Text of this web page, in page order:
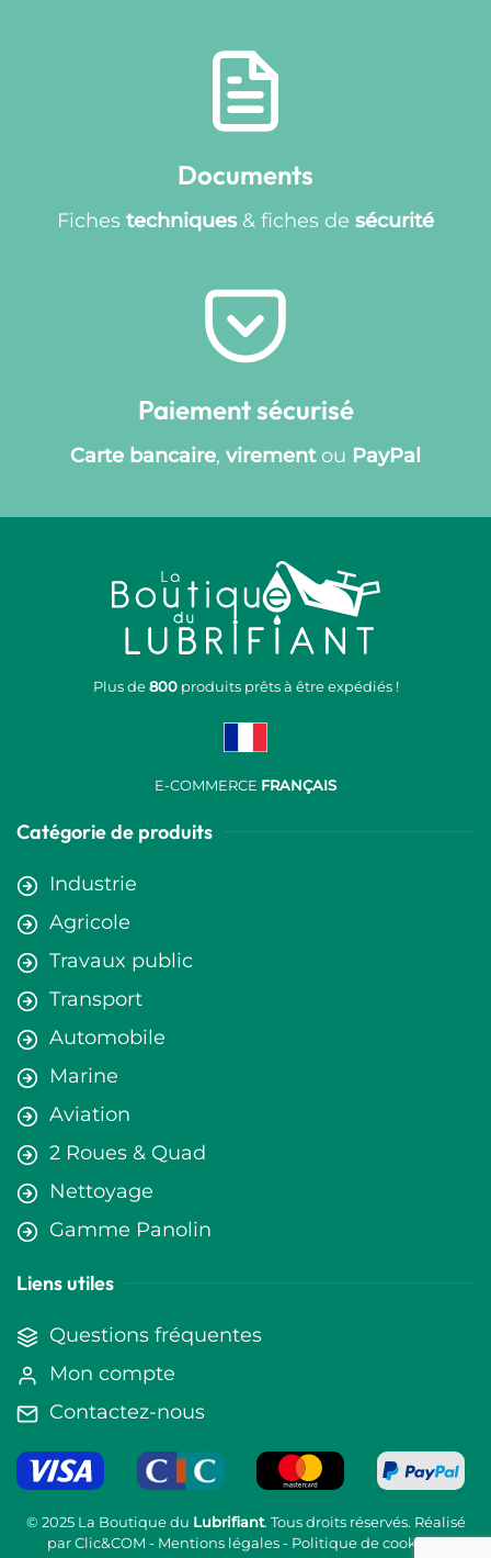
Documents
Fiches techniques& fiches de sécurité
Paiement sécurisé
Carte bancaire, virementou PayPal
Plus de800produits prêts à être expédiés !
E-COMMERCE FRANÇAIS
Catégorie de produits
Industrie
Agricole
Travaux public
Transport
Automobile
Marine
Aviation
2 Roues & Quad
Nettoyage
Gamme Panolin
Liens utiles
Questions fréquentes
Mon compte
Contactez-nous
© 2025 La Boutique du Lubrifiant. Tous droits réservés. Réalisé
parClic&COM - Mentions légales- Politique de cookies-